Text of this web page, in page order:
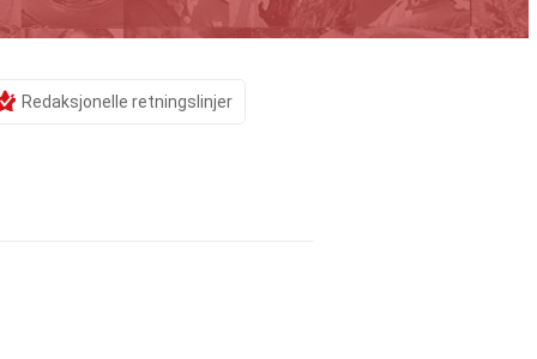
Redaksjonelle retningslinjer